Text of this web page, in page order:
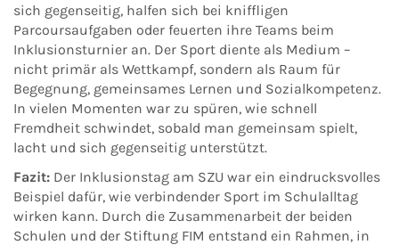
sich gegenseitig, halfen sich bei kniffligen
Parcoursaufgaben oder feuerten ihre Teams beim
Inklusionsturnier an. Der Sport diente als Medium –
nicht primär als Wettkampf, sondern als Raum für
Begegnung, gemeinsames Lernen und Sozialkompetenz.
In vielen Momenten war zu spüren, wie schnell
Fremdheit schwindet, sobald man gemeinsam spielt,
lacht und sich gegenseitig unterstützt.
Fazit: Der Inklusionstag am SZU war ein eindrucksvolles
Beispiel dafür, wie verbindender Sport im Schulalltag
wirken kann. Durch die Zusammenarbeit der beiden
Schulen und der Stiftung FIM entstand ein Rahmen, in